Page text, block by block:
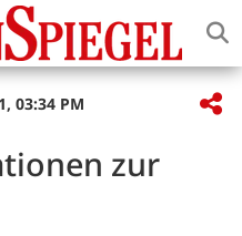
03:34 PM
zur